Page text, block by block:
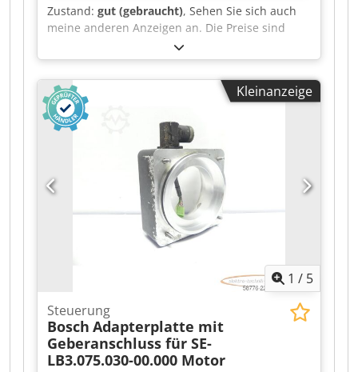
Zustand: gut (gebraucht), Sehen Sie sich auch
meine anderen Anzeigen an. Die Preise sind
verhandelbar. Dkodpfx Afozr Iizsrsr
Kleinanzeige
1 / 5
Steuerung
Bosch Adapterplatte mit
Geberanschluss für SE-
LB3.075.030-00.000 Motor